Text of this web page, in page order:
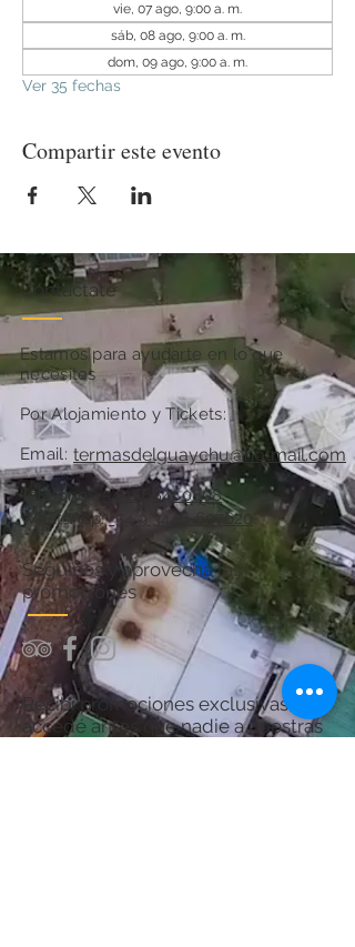
vie, 07 ago, 9:00 a. m.
sáb, 08 ago, 9:00 a. m.
dom, 09 ago, 9:00 a. m.
Ver 35 fechas
Compartir este evento
Contactate
Estamos para ayudarte en lo que
necesites
Por Alojamiento y Tickets:
Email:
Teléfono:
+54 11 6841 0808
WhatsApp:+54 9 3446-607620
termasdelguaychu@hotmail.com
Seguinos y aprovechá las
promociones
Recibí promociones exclusivas y
accedé antes que nadie a nuestras